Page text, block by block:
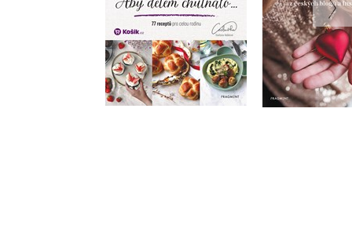
Do košíku
Markéta
,
Alena
,
Nela
,
Klára
,
Lucie
,
Alena
,
Soňa
,
Veronika
,